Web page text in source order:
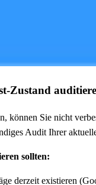
Zustand
können Sie nicht
Audit Ihrer
sollten:
derzeit existieren